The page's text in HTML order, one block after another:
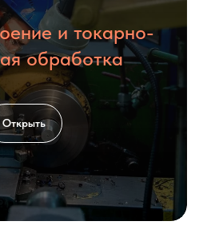
и токарно-
обработка
Открыть